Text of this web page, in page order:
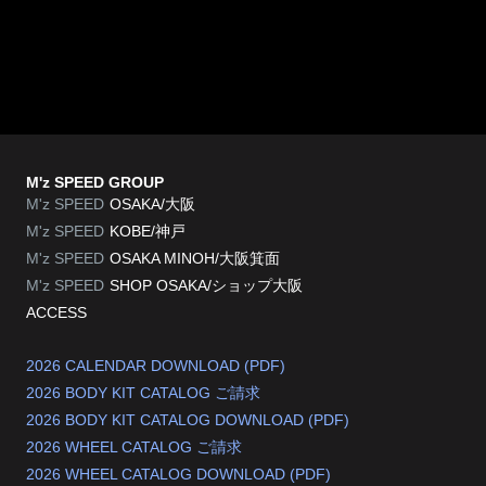
M'z SPEED GROUP
M'z SPEED OSAKA/大阪
M'z SPEED KOBE/神戸
M'z SPEED OSAKA MINOH/大阪箕面
M'z SPEED SHOP OSAKA/ショップ大阪
ACCESS
2026 CALENDAR DOWNLOAD (PDF)
2026 BODY KIT CATALOG ご請求
2026 BODY KIT CATALOG DOWNLOAD (PDF)
2026 WHEEL CATALOG ご請求
2026 WHEEL CATALOG DOWNLOAD (PDF)